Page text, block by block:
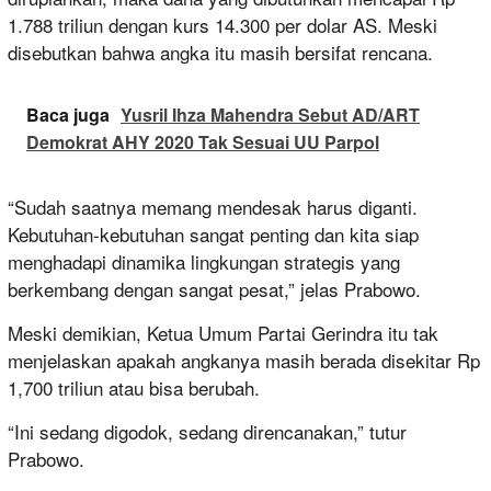
1.788 triliun dengan kurs 14.300 per dolar AS. Meski
disebutkan bahwa angka itu masih bersifat rencana.
Baca juga Yusril Ihza Mahendra Sebut AD/ART
Demokrat AHY 2020 Tak Sesuai UU Parpol
“Sudah saatnya memang mendesak harus diganti.
Kebutuhan-kebutuhan sangat penting dan kita siap
menghadapi dinamika lingkungan strategis yang
berkembang dengan sangat pesat,” jelas Prabowo.
Meski demikian, Ketua Umum Partai Gerindra itu tak
menjelaskan apakah angkanya masih berada disekitar Rp
1,700 triliun atau bisa berubah.
“Ini sedang digodok, sedang direncanakan,” tutur
Prabowo.